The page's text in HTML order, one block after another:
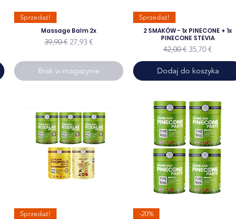
Sprzedaż!
Massage Balm 2x
Regularna cena
39,90 € Cena rabatowa
27,93 €
Brak w magazynie
Sprzedaż!
2 SMAKÓW - 1x PINECONE + 1x
PINECONE STEVIA
Regularna cena
42,00 € Cena rabatowa
35,70 €
Dodaj do koszyka
Sprzedaż! -20%